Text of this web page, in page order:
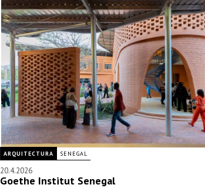
ARQUITECTURA SENEGAL
20.4.2026
Goethe Institut Senegal